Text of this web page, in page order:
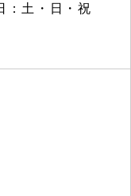
：土・日・祝